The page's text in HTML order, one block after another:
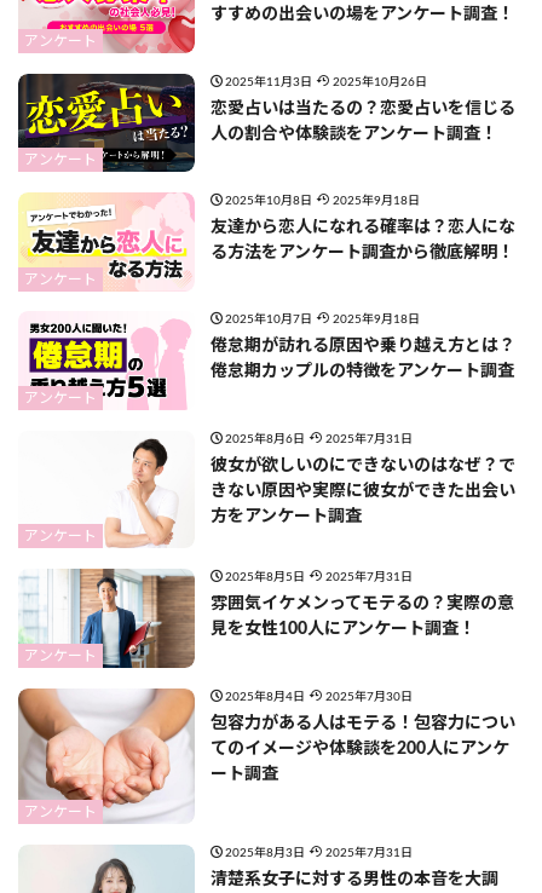
アンケート
すすめの出会いの場をアンケート調査！
アンケート
2025年11月3日 2025年10月26日
恋愛占いは当たるの？恋愛占いを信じる
人の割合や体験談をアンケート調査！
アンケート
2025年10月8日 2025年9月18日
友達から恋人になれる確率は？恋人にな
る方法をアンケート調査から徹底解明！
アンケート
2025年10月7日 2025年9月18日
倦怠期が訪れる原因や乗り越え方とは？
倦怠期カップルの特徴をアンケート調査
アンケート
2025年8月6日 2025年7月31日
彼女が欲しいのにできないのはなぜ？で
きない原因や実際に彼女ができた出会い
方をアンケート調査
アンケート
2025年8月5日 2025年7月31日
​​雰囲気イケメンってモテるの？実際の意
見を女性100人にアンケート調査！
アンケート
2025年8月4日 2025年7月30日
包容力がある人はモテる！包容力につい
てのイメージや体験談を200人にアンケ
ート調査
2025年8月3日 2025年7月31日
清楚系女子に対する男性の本音を大調